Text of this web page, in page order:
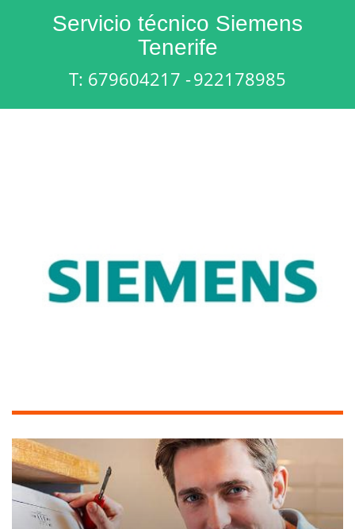
Servicio técnico Siemens
Tenerife
T: 679604217 -922178985